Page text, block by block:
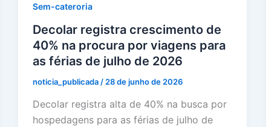
Sem-cateroria
Decolar registra crescimento de
40% na procura por viagens para
as férias de julho de 2026
noticia_publicada / 28 de junho de 2026
Decolar registra alta de 40% na busca por
hospedagens para as férias de julho de